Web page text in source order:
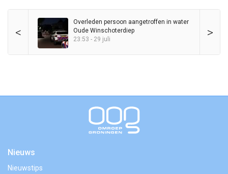
< >
Overleden persoon aangetroffen in water
Oude Winschoterdiep
23:53 - 29 juli
Nieuws
Nieuwstips